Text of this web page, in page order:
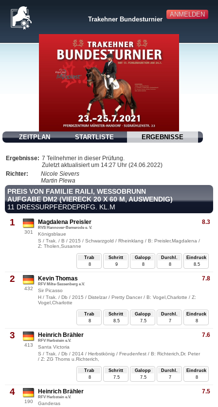
ANMELDEN
Trakehner Bundesturnier
ZEITPLAN STARTLISTE ERGEBNISSE
Ergebnisse: 7 Teilnehmer in dieser Prüfung.
Zuletzt aktualisiert um 14:27 Uhr (24.06.2022)
Richter:
Nicole Sievers
Martin Plewa
PREIS VON FAMILIE RAILI, WESSOBRUNN
AUFGABE DM2 (VIERECK 20 X 60 M, AUSWENDIG)
11 DRESSURPFERDEPRFG. KL.M
1
301
8.3
Magdalena Preisler
RVS Hannover-Bemerode e. V.
Königsblaue
S / Trak. / B / 2015 / Schwarzgold / Rheinklang / B: Preisler,Magdalena /
Z: Tholen,Susanne
Eindruck
8.5
Durchl.
8
Galopp
8
Schritt
9
Trab
8
2
432
7.8
Kevin Thomas
RFV Milte-Sassenberg e.V.
Sir Picasso
H / Trak. / Db / 2015 / Distelzar / Pretty Dancer / B: Vogel,Charlotte / Z:
Vogel,Charlotte
Eindruck
8
Durchl.
7
Galopp
7.5
Schritt
8.5
Trab
8
3
413
7.6
Heinrich Brähler
RFV Herbstein e.V.
Santa Victoria
S / Trak. / Db / 2014 / Herbstkönig / Freudenfest / B: Richterich,Dr. Peter
/ Z: ZG Thoms u.Richterich,
Eindruck
8
Durchl.
7
Galopp
7.5
Schritt
7.5
Trab
8
4
190
7.5
Heinrich Brähler
RFV Herbstein e.V.
Ganderas